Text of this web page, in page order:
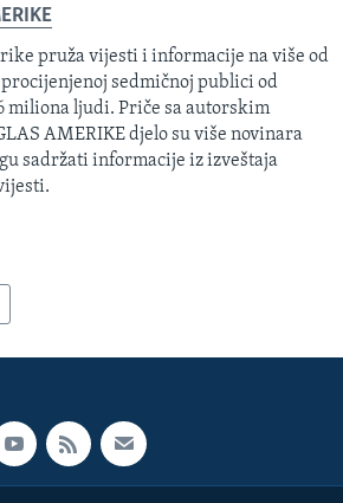
pruža vijesti i informacije na više od
sedmičnoj publici od
miliona ljudi. Priče sa autorskim
AMERIKE djelo su više novinara
sadržati informacije iz izveštaja